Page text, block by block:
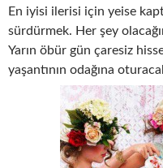
En iyisi ilerisi için yeise
sürdürmek. Her şey
Yarın öbür gün çaresiz
yaşantının odağına